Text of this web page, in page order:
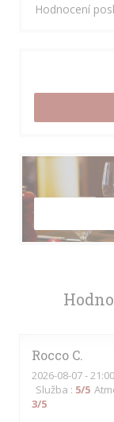
Rocco C
2026-08-07-
Služba : 5/5
3/5
Hodnocení